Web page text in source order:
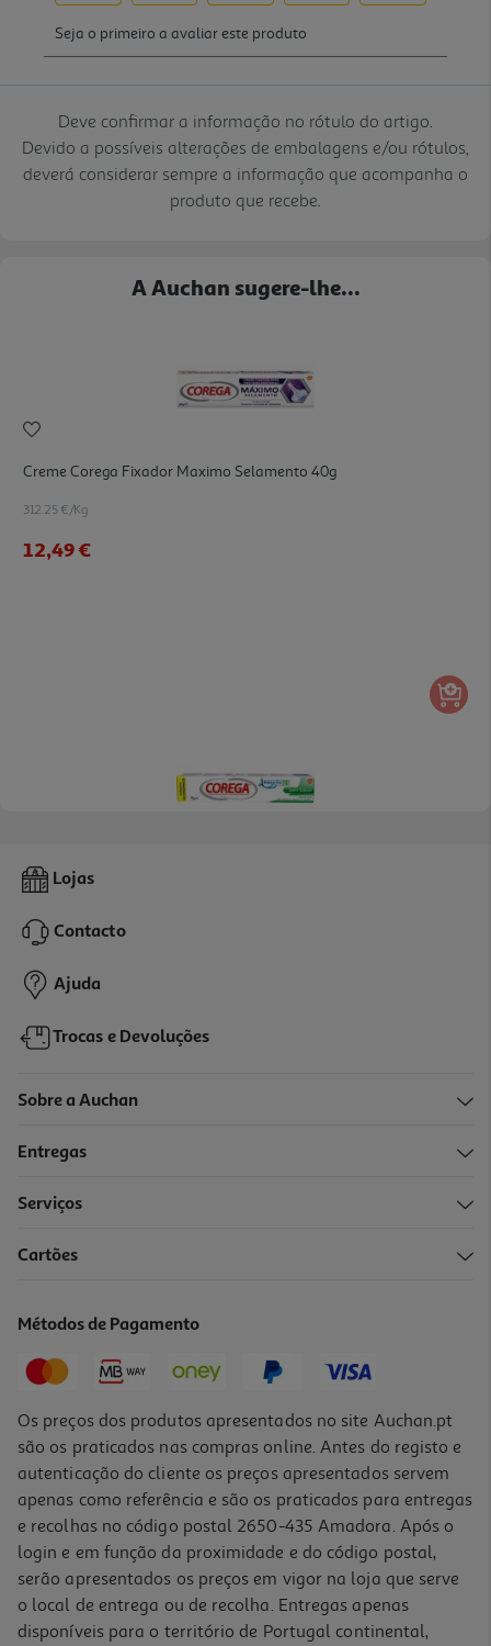
Deve confirmar a informação no rótulo do artigo.
Devido a possíveis alterações de embalagens e/ou rótulos,
deverá considerar sempre a informação que acompanha o
produto que recebe.
A Auchan sugere-lhe...
Creme Corega Fixador Maximo Selamento 40g
312.25 €/Kg
12,49 €
Creme Corega Fixador Sem Sabor 70g
15,00 €
Lojas
Contacto
Ajuda
Trocas e Devoluções
Sobre a Auchan
Entregas
Serviços
Cartões
Métodos de Pagamento
Os preços dos produtos apresentados no site Auchan.pt
são os praticados nas compras online. Antes do registo e
autenticação do cliente os preços apresentados servem
apenas como referência e são os praticados para entregas
e recolhas no código postal 2650-435 Amadora. Após o
login e em função da proximidade e do código postal,
serão apresentados os preços em vigor na loja que serve
o local de entrega ou de recolha. Entregas apenas
disponíveis para o território de Portugal continental,